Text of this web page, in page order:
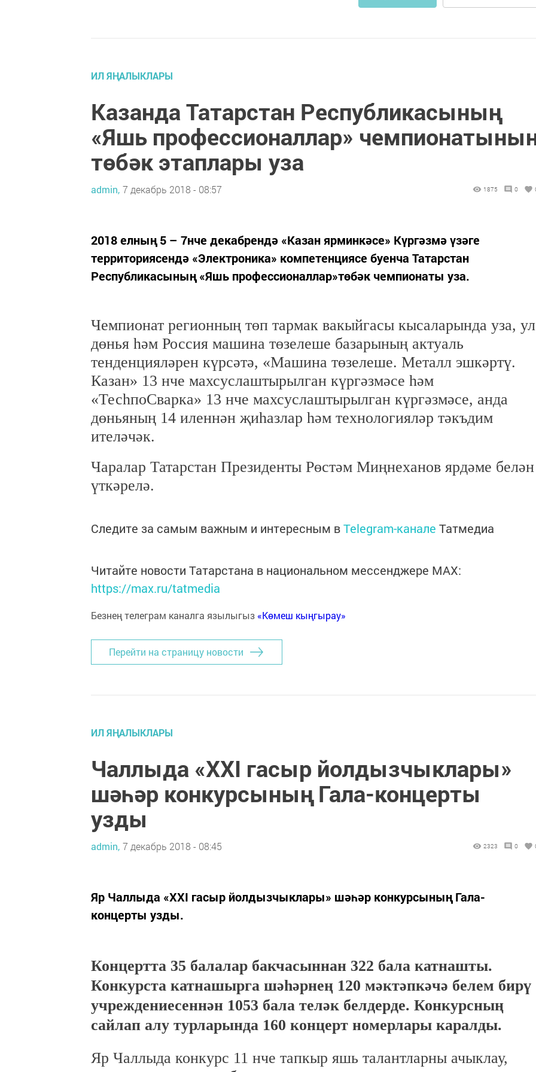
ИЛ ЯҢАЛЫКЛАРЫ
Казанда Татарстан Республикасының
«Яшь профессионаллар»
төбәк этаплары уза
admin, 7 декабрь 2018 - 08:57 1875 0
2018 елның 5 – 7нче декабрендә «Казан ярминкәсе» Күргәзмә үзәге
территориясендә «Электроника» компетенциясе буенча Татарстан
Республикасының «Яшь профессионаллар»төбәк чемпионаты уза.
Чемпионат регионның төп тармак вакыйгасы кысаларында уза, ул
дөнья һәм Россия машина төзелеше базарының актуаль
тенденцияләрен күрсәтә, «Машина төзелеше. Металл эшкәртү.
Казан» 13 нче махсуслаштырылган күргәзмәсе һәм
«ТесһпоСварка» 13 нче махсуслаштырылган күргәзмәсе, анда
дөньяның 14 иленнән җиһазлар һәм технологияләр тәкъдим
ителәчәк.
Чаралар Татарстан Президенты Рөстәм Миңнеханов ярдәме белән
үткәрелә.
Следите за самым важным и интересным вTelegram-канале Татмедиа
Читайте новости Татарстана в национальном мессенджере MАХ:
https://max.ru/tatmedia
Безнең телеграм каналга язылыгыз «Көмеш кыңгырау»
Перейти на страницу новости
ИЛ ЯҢАЛЫКЛАРЫ
Чаллыда «XXI гасыр йолдызчыклары»
шәһәр конкурсының Гала-концерты
узды
admin, 7 декабрь 2018 - 08:45 2323 0
Яр Чаллыда «XXI гасыр йолдызчыклары» шәһәр конкурсының Гала-
концерты узды.
Концертта 35 балалар бакчасыннан 322 бала катнашты.
Конкурста катнашырга шәһәрнең 120 мәктәпкәчә белем бирү
учреждениесеннән 1053 бала теләк белдерде. Конкурсның
сайлап алу турларында 160 концерт номерлары каралды.
Яр Чаллыда конкурс 11 нче тапкыр яшь талантларны ачыклау,